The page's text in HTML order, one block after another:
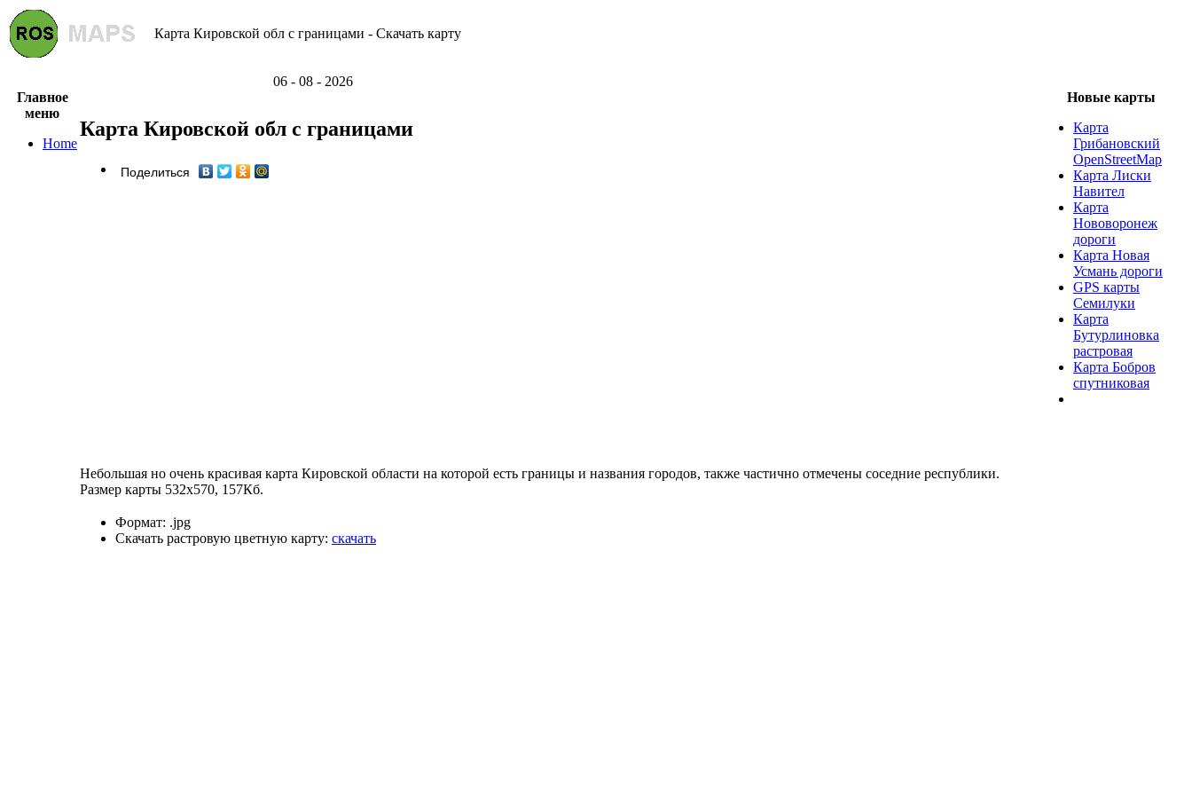
Карта Кировской обл с границами - Скачать карту
06 - 08 - 2026
Главное
меню
Home
Карта Кировской обл с границами
Поделиться
Небольшая но очень красивая карта Кировской области на которой есть границы и названия городов, также частично отмечены соседние республики.
Размер карты 532х570, 157Кб.
Формат: .jpg
Скачать растровую цветную карту: скачать
Новые карты
Карта
Грибановский
OpenStreetMap
Карта Лиски
Навител
Карта
Нововоронеж
дороги
Карта Новая
Усмань дороги
GPS карты
Семилуки
Карта
Бутурлиновка
растровая
Карта Бобров
спутниковая